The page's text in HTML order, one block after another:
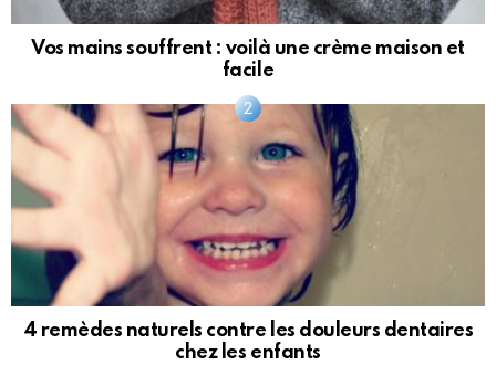
Vos mains souffrent : voilà une crème maison et
facile
4 remèdes naturels contre les douleurs dentaires
chez les enfants